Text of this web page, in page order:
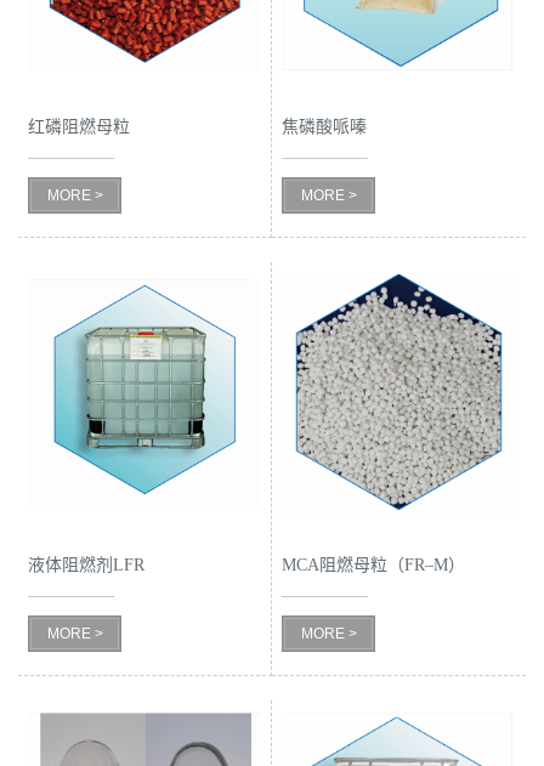
司
态
产
证
荣
誉
联
红磷阻燃母粒
MORE >
焦磷酸哌嗪
MORE >
液体阻燃剂LFR
MORE >
MCA阻燃母粒（FR–M）
MORE >